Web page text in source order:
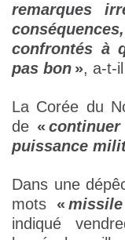
remarques
confrontés à
pas bon », a-t-
La Corée du
de «
puissance
Dans une
mots « missile
indiqué